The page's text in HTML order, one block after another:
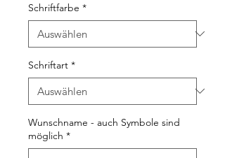
Schriftfarbe *
Schriftart *
Wunschname - auch Symbole sind
möglich *